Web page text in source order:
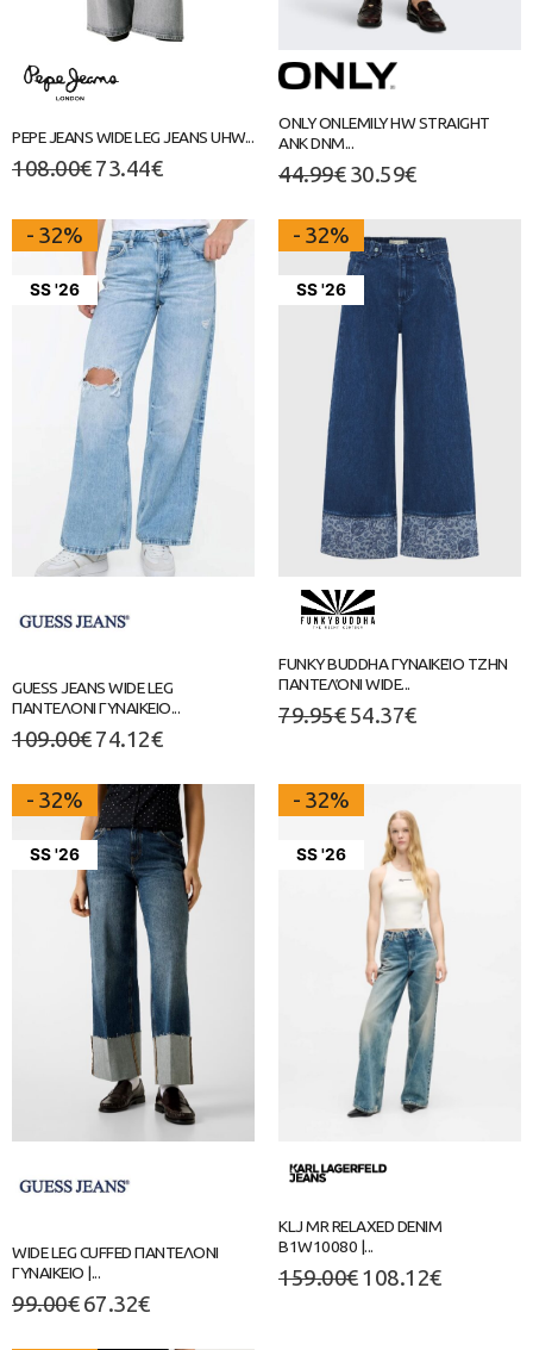
PEPE JEANS WIDE LEG JEANS UHW...
108.00€ 73.44€
ONLY ONLEMILY HW STRAIGHT
ANK DNM...
44.99€ 30.59€
SS '26
- 32%
GUESS JEANS WIDE LEG
ΠΑΝΤΕΛΟΝΙ ΓΥΝΑΙΚΕΙΟ...
109.00€ 74.12€
SS '26
- 32%
FUNKY BUDDHA ΓΥΝΑΙΚΕΊΟ ΤΖΗΝ
ΠΑΝΤΕΛΌΝΙ WIDE...
79.95€ 54.37€
SS '26
- 32%
WIDE LEG CUFFED ΠΑΝΤΕΛΟΝΙ
ΓΥΝΑΙΚΕΙΟ |...
99.00€ 67.32€
SS '26
- 32%
KLJ MR RELAXED DENIM
B1W10080 |...
159.00€ 108.12€